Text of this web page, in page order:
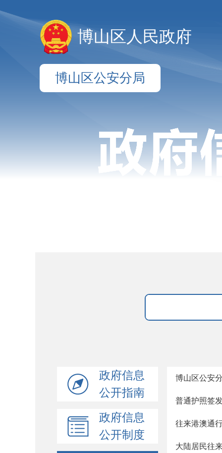
博山区人民政府
博山区公安分局
政府信息
公开指南
政府信息
公开制度
博山区公安
普通护照签
往来港澳通
大陆居民往